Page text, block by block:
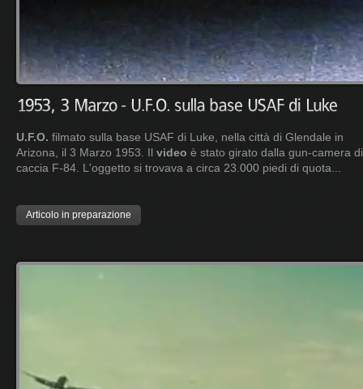
U.F.O. filmato sulla base USAF di Luke, nella città di Glendale in
Arizona, il 3 Marzo 1953. Il video è stato girato dalla gun-camera
caccia F-84. L'oggetto si trovava a circa 23.000 piedi di quota...
Articolo in preparazione